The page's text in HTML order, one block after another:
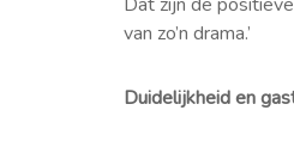
van zo’n drama.’
Duidelijkheid en